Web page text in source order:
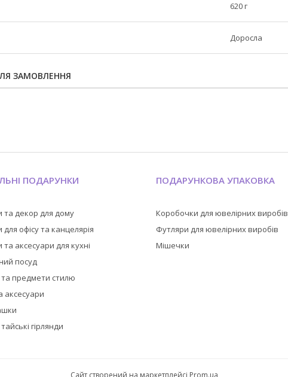
620 г
Доросла
ЗАМОВЛЕННЯ
ПОДАРУНКИ
та декор для дому
офісу та канцелярія
аксесуари для кухні
посуд
та предмети стилю
аксесуари
гірлянди
ПОДАРУНКОВА УПАКОВКА
Коробочки для ювелірних виробів
Футляри для ювелірних виробів
Мішечки